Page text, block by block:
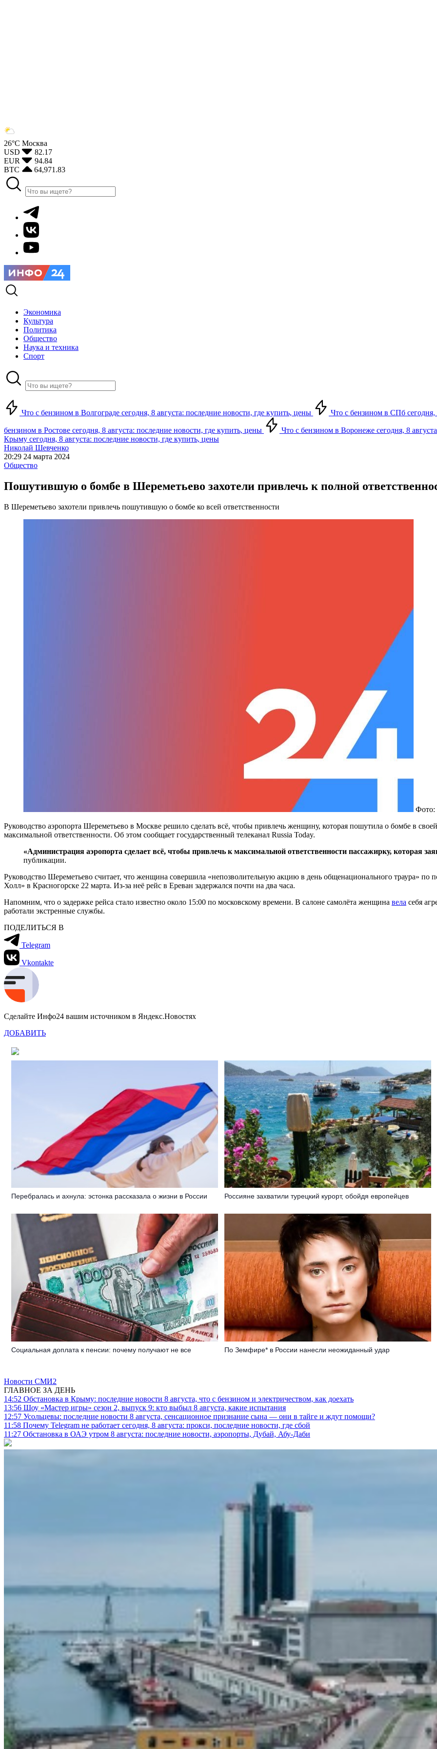
26°С Москва
USD
82.17
EUR
94.84
BTC
64,971.83
Экономика
Культура
Политика
Общество
Наука и техника
Спорт
Что с бензином в Волгограде сегодня, 8 августа: последние новости, где купить, цены Что с бензином в СПб сегодня,
бензином в Ростове сегодня, 8 августа: последние новости, где купить, цены
Что с бензином в Воронеже сегодня, 8
Крыму сегодня, 8 августа: последние новости, где купить, цены
Николай Шевченко
20:29 24 марта 2024
Общество
Пошутившую о бомбе в Шереметьево захотели привлечь к полной
В Шереметьево захотели привлечь пошутившую о бомбе ко всей ответственности
Фото:
Руководство аэропорта Шереметьево в Москве решило сделать всё, чтобы привлечь женщину, которая пошутила о бомбе в
максимальной ответственности. Об этом сообщает государственный телеканал Russia Today.
«Администрация аэропорта сделает всё, чтобы привлечь к максимальной ответственности пассажирку, которая
публикации.
Руководство Шереметьево считает, что женщина совершила «непозволительную акцию в день общенационального траура»
Холл» в Красногорске 22 марта. Из-за неё рейс в Ереван задержался почти на два часа.
Напомним, что о задержке рейса стало известно около 15:00 по московскому времени. В салоне самолёта женщина вела себя
работали экстренные службы.
ПОДЕЛИТЬСЯ В
Telegram
Vkontakte
Сделайте Инфо24 вашим источником в Яндекс.Новостях
ДОБАВИТЬ
Перебралась и ахнула: эстонка рассказала о жизни в России Россияне захватили турецкий курорт, обойдя европейцев
Социальная доплата к пенсии: почему получают не все По Земфире* в России нанесли неожиданный удар
Новости СМИ2
ГЛАВНОЕ ЗА ДЕНЬ
14:52 Обстановка в Крыму: последние новости 8 августа, что с бензином и электричеством, как доехать
13:56 Шоу «Мастер игры» сезон 2, выпуск 9: кто выбыл 8 августа, какие испытания
12:57 Усольцевы: последние новости 8 августа, сенсационное признание сына — они в тайге и ждут помощи?
11:58 Почему Telegram не работает сегодня, 8 августа: прокси, последние новости, где сбой
11:27 Обстановка в ОАЭ утром 8 августа: последние новости, аэропорты, Дубай, Абу-Даби